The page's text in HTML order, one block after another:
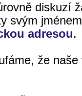
diskuzí
svým
adresou.
že